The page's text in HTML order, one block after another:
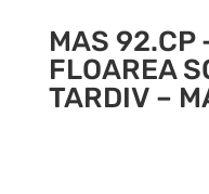
MAS 92.CP
FLOAREA
TARDIV –